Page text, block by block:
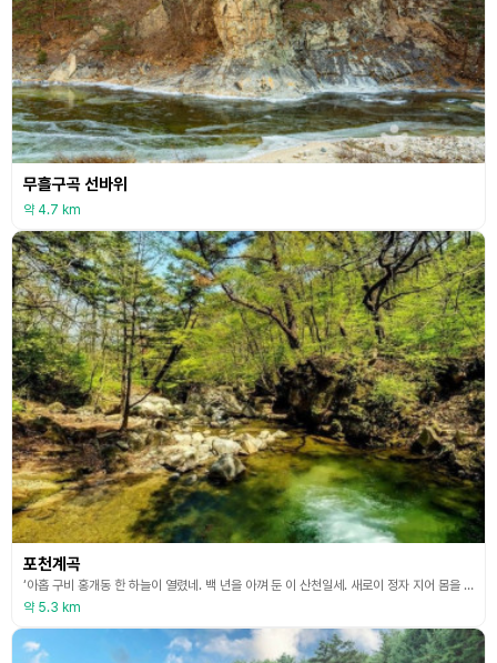
무흘구곡 선바위
약 4.7 km
포천계곡
‘아홉 구비 홍개동 한 하늘이 열렸네. 백 년을 아껴 둔 이 산천일세. 새로이 정자 지어 몸을 누이니, 속세가 아니르세 별천 지로세’ 조선 후기 대표 선비인 응와 이원조 선생이 <포천구곡>이라는 시를 통해 포천계곡의 이름이 탄생했다. 계곡 상류의 폭포옆에 만귀정이라는 정자를 만들어 만년을 보냈던 곳으로 유명하다. 만귀정과 포천계곡은 성주 관광의 대표인 성주 10경 중에 하나이기도 하다. 한 여름이면 수많은 피서객들이 만귀정 인근의 계곡에서 물놀이를 즐기
약 5.3 km